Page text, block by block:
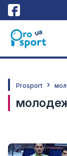
Prosport